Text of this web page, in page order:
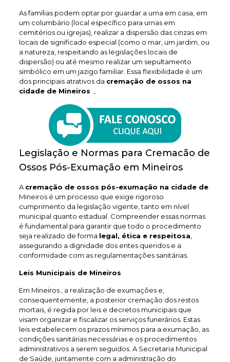
As famílias podem optar por guardar a urna em casa, em
um columbário (local específico para urnas em
cemitérios ou igrejas), realizar a dispersão das cinzas em
locais de significado especial (como o mar, um jardim, ou
a natureza, respeitando as legislações locais de
dispersão) ou até mesmo realizar um sepultamento
simbólico em um jazigo familiar. Essa flexibilidade é um
dos principais atrativos da cremação de ossos na
cidade de Mineiros
Legislação e Normas para Cremacão de
Ossos Pós-Exumação em Mineiros
A cremação de ossos pós-exumação na cidade de
Mineiros é um processo que exige rigoroso
cumprimento da legislação vigente, tanto em nível
municipal quanto estadual. Compreender essas normas
é fundamental para garantir que todo o procedimento
seja realizado de forma legal, ética e respeitosa
assegurando a dignidade dos entes queridos e a
conformidade com as regulamentações sanitárias.
Leis Municipais de Mineiros
Em Mineiros , a realização de exumações e,
consequentemente, a posterior cremação dos restos
mortais, é regida por leis e decretos municipais que
visam organizar e fiscalizar os serviços funerários. Estas
leis estabelecem os prazos mínimos para a exumação, as
condições sanitárias necessárias e os procedimentos
administrativos a serem seguidos. A Secretaria Municipal
de Saúde, juntamente com a administração do